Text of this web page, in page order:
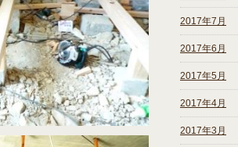
2017年7月
2017年6月
2017年5月
2017年4月
2017年3月